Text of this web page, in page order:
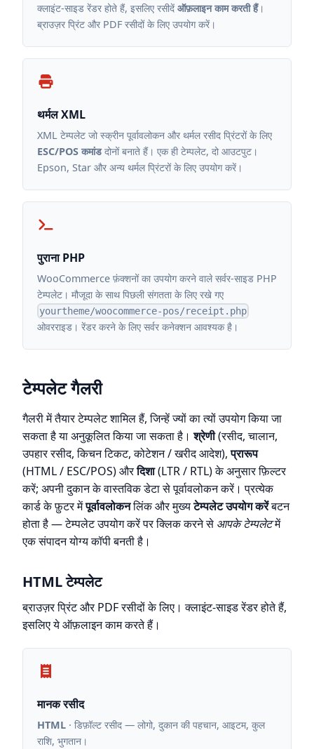
क्लाइंट-साइड रेंडर होते हैं, इसलिए रसीदें ऑफ़लाइन काम करती हैं।
ब्राउज़र प्रिंट और PDF रसीदों के लिए उपयोग करें।
थर्मल XML
XML टेम्पलेट जो स्क्रीन पूर्वावलोकन और थर्मल रसीद प्रिंटरों के लिए
ESC/POS कमांडदोनों बनाते हैं। एक ही टेम्पलेट, दो आउटपुट।
Epson, Star और अन्य थर्मल प्रिंटरों के लिए उपयोग करें।
पुराना PHP
WooCommerce फ़ंक्शनों का उपयोग करने वाले सर्वर-साइड PHP
टेम्पलेट। मौजूदा के साथ पिछली संगतता के लिए रखे गए
yourtheme/woocommerce-pos/receipt.php
ओवरराइड। रेंडर करने के लिए सर्वर कनेक्शन आवश्यक है।
टेम्पलेट गैलरी
गैलरी में तैयार टेम्पलेट शामिल हैं, जिन्हें ज्यों का त्यों उपयोग किया जा
सकता है या अनुकूलित किया जा सकता है।श्रेणी(रसीद, चालान,
उपहार रसीद, किचन टिकट, कोटेशन / खरीद आदेश),प्रारूप
(HTML / ESC/POS) औरदिशा(LTR / RTL) के अनुसार फ़िल्टर
करें; अपनी दुकान के वास्तविक डेटा से पूर्वावलोकन करें। प्रत्येक
कार्ड के फ़ुटर मेंपूर्वावलोकनलिंक और मुख्यटेम्पलेट उपयोग करेंबटन
होता है — टेम्पलेट उपयोग करें पर क्लिक करने से आपके टेम्पलेटमें
एक संपादन योग्य कॉपी बनती है।
HTML टेम्पलेट
ब्राउज़र प्रिंट और PDF रसीदों के लिए। क्लाइंट-साइड रेंडर होते हैं,
इसलिए ये ऑफ़लाइन काम करते हैं।
मानक रसीद
HTML · डिफ़ॉल्ट रसीद — लोगो, दुकान की पहचान, आइटम, कुल
राशि, भुगतान।